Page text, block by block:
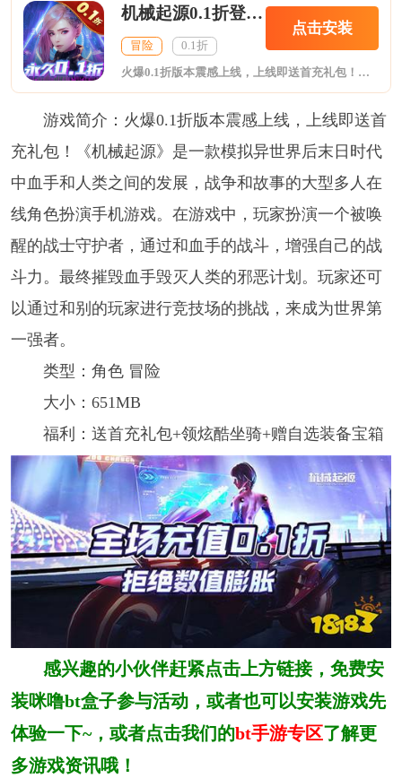
机械起源0.1折登录送首充
冒险 0.1折
点击安装
火爆0.1折版本震感上线，上线即送首充礼包！《机械起源》是一款模拟异世界后末日时代中血手和人类之间的发展，战争和故事的大型多人在线角色扮演手机游戏。在游戏中，玩家扮演一个被唤醒的战士守护者，通过和血手的战斗，增强自己的战斗力。最终摧毁血手毁灭人类的邪恶计划。玩家还可以通过和别的玩家进行竞技场的挑战，来成为世界第一强者。
游戏简介：火爆0.1折版本震感上线，上线即送首
充礼包！《机械起源》是一款模拟异世界后末日时代
中血手和人类之间的发展，战争和故事的大型多人在
线角色扮演手机游戏。在游戏中，玩家扮演一个被唤
醒的战士守护者，通过和血手的战斗，增强自己的战
斗力。最终摧毁血手毁灭人类的邪恶计划。玩家还可
以通过和别的玩家进行竞技场的挑战，来成为世界第
一强者。
类型：角色 冒险
大小：651MB
福利：送首充礼包+领炫酷坐骑+赠自选装备宝箱
感兴趣的小伙伴赶紧点击上方链接，免费安
装咪噜bt盒子参与活动，或者也可以安装游戏先
体验一下~，或者点击我们的bt手游专区了解更
多游戏资讯哦！